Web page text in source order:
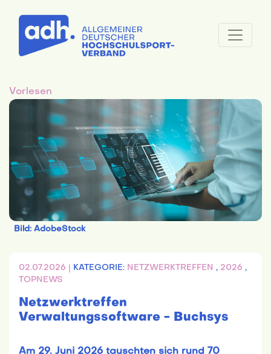
Vorlesen
Bild: AdobeStock
02.07.2026 | KATEGORIE: NETZWERKTREFFEN , 2026 ,
TOPNEWS
Netzwerktreffen
Verwaltungssoftware - Buchsys
Am 29. Juni 2026 tauschten sich rund 70